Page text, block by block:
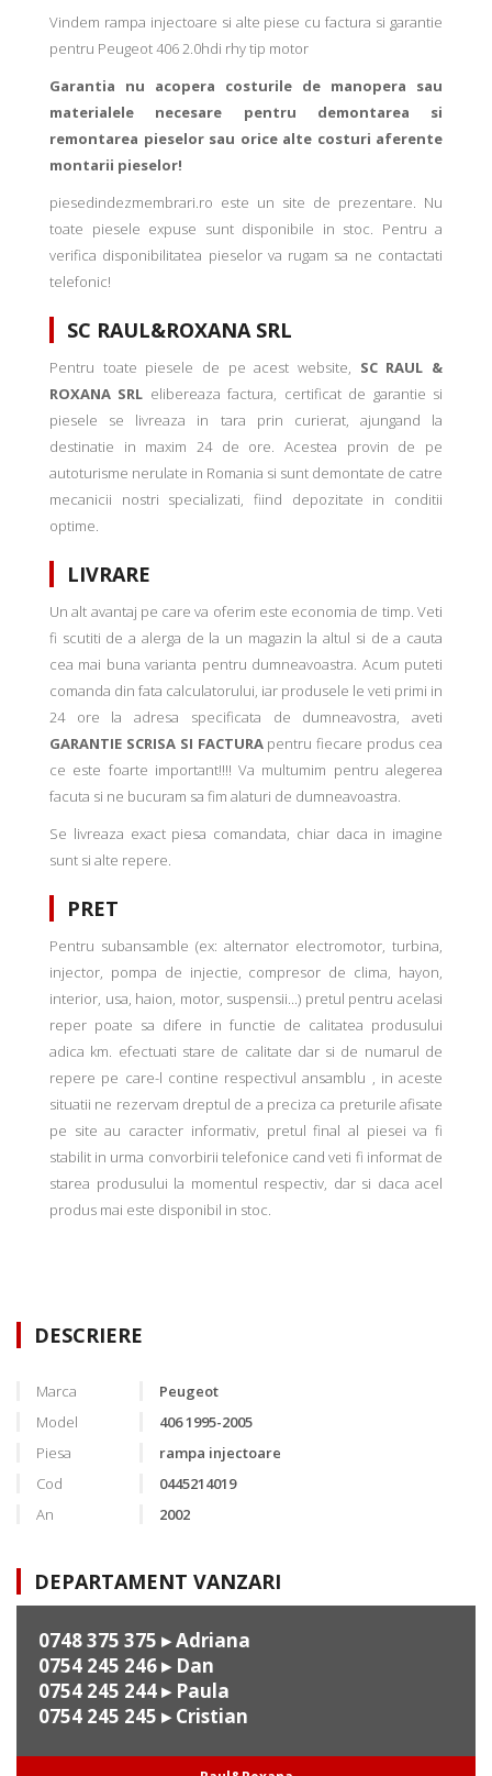
Vindem rampa injectoare si alte piese cu factura si garantie
pentru Peugeot 406 2.0hdi rhy tip motor
Garantia nu acopera costurile de manopera sau
materialele necesare pentru demontarea si
remontarea pieselor sau orice alte costuri aferente
montarii pieselor!
piesedindezmembrari.ro este un site de prezentare. Nu
toate piesele expuse sunt disponibile in stoc. Pentru a
verifica disponibilitatea pieselor va rugam sa ne contactati
telefonic!
SC RAUL&ROXANA SRL
Pentru toate piesele de pe acest website, SC RAUL &
ROXANA SRL elibereaza factura, certificat de garantie si
piesele se livreaza in tara prin curierat, ajungand la
destinatie in maxim 24 de ore. Acestea provin de pe
autoturisme nerulate in Romania si sunt demontate de catre
mecanicii nostri specializati, fiind depozitate in conditii
optime.
LIVRARE
Un alt avantaj pe care va oferim este economia de timp. Veti
fi scutiti de a alerga de la un magazin la altul si de a cauta
cea mai buna varianta pentru dumneavoastra. Acum puteti
comanda din fata calculatorului, iar produsele le veti primi in
24 ore la adresa specificata de dumneavostra, aveti
GARANTIE SCRISA SI FACTURApentru fiecare produs cea
ce este foarte important!!!! Va multumim pentru alegerea
facuta si ne bucuram sa fim alaturi de dumneavoastra.
Se livreaza exact piesa comandata, chiar daca in imagine
sunt si alte repere.
PRET
Pentru subansamble (ex: alternator electromotor, turbina,
injector, pompa de injectie, compresor de clima, hayon,
interior, usa, haion, motor, suspensii...) pretul pentru acelasi
reper poate sa difere in functie de calitatea produsului
adica km. efectuati stare de calitate dar si de numarul de
repere pe care-l contine respectivul ansamblu , in aceste
situatii ne rezervam dreptul de a preciza ca preturile afisate
pe site au caracter informativ, pretul final al piesei va fi
stabilit in urma convorbirii telefonice cand veti fi informat de
starea produsului la momentul respectiv, dar si daca acel
produs mai este disponibil in stoc.
DESCRIERE
Marca
Peugeot
Model
406 1995-2005
Piesa
rampa injectoare
Cod
0445214019
An
2002
DEPARTAMENT VANZARI
0748 375 375 ▸ Adriana
0754 245 246▸ Dan
0754 245 244▸ Paula
0754 245 245 ▸ Cristian